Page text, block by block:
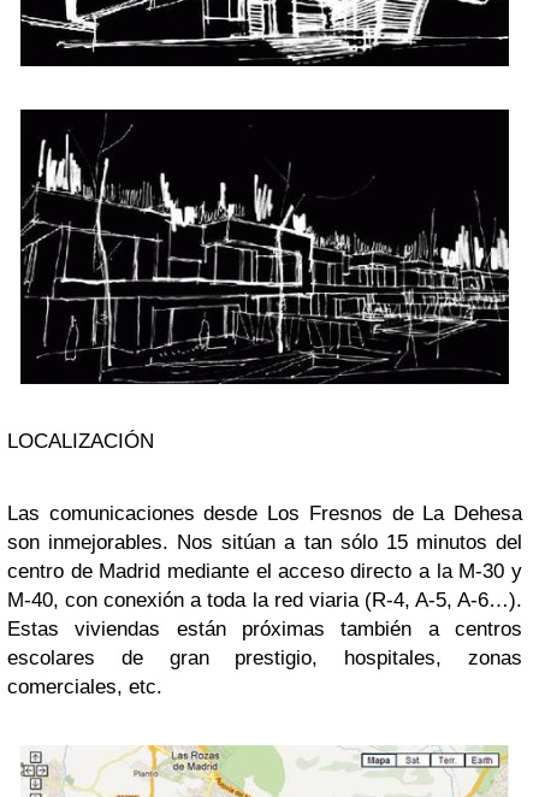
LOCALIZACIÓN
Las comunicaciones desde Los Fresnos de La Dehesa
son inmejorables. Nos sitúan a tan sólo 15 minutos del
centro de Madrid mediante el acceso directo a la M-30 y
M-40, con conexión a toda la red viaria (R-4, A-5, A-6…).
Estas viviendas están próximas también a centros
escolares de gran prestigio, hospitales, zonas
comerciales, etc.